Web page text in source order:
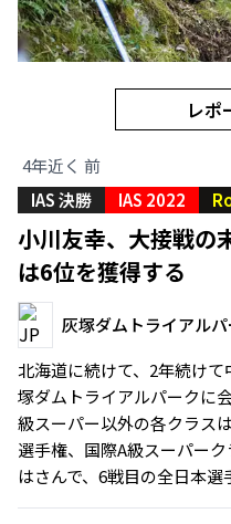
レポ
4年近く 前
IAS 決勝
IAS 2022
小川友幸、大接戦の
は6位を獲得する
灰塚ダムトライアルパ
北海道に続けて、2年続け
塚ダムトライアルパークに
級スーパー以外の各クラス
選手権、国際A級スーパー
はさんで、6戦目の全日本選